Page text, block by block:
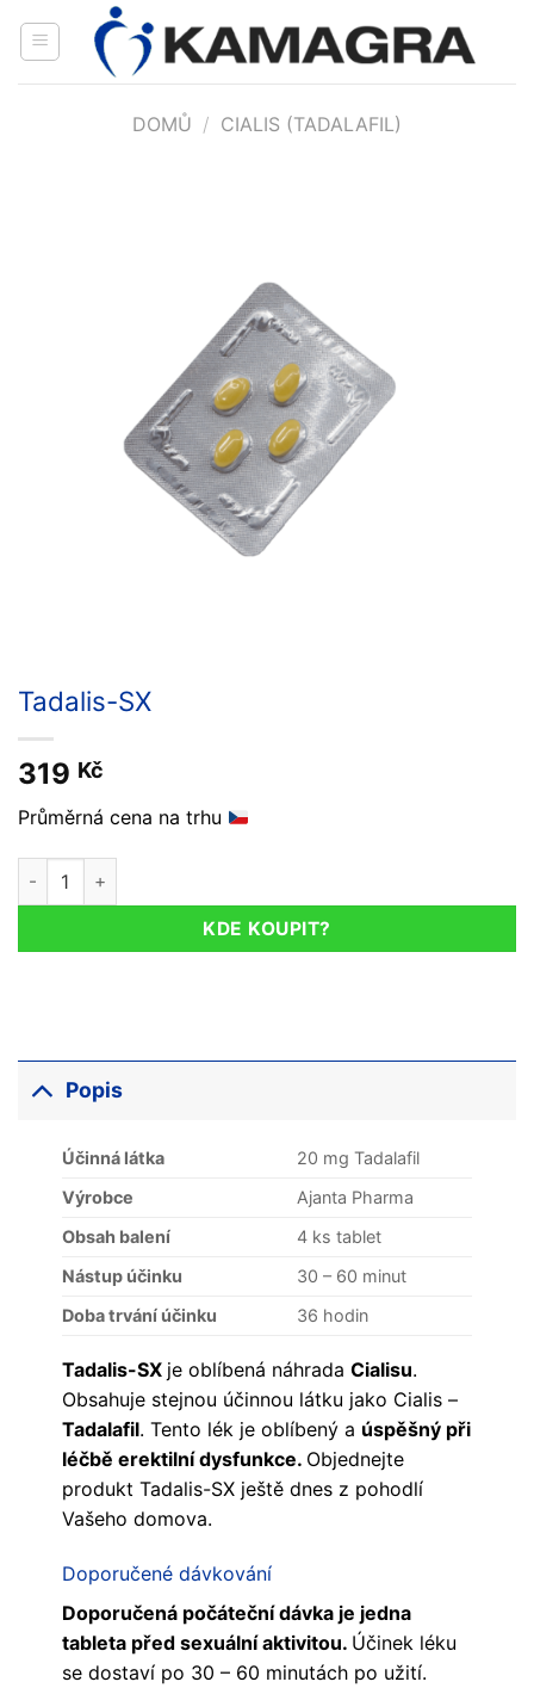
DOMŮ / CIALIS (TADALAFIL)
Tadalis-SX
319 Kč
Průměrná cena na trhu
Tadalis-SX množství
KDE KOUPIT?
Popis
Účinná látka
20 mg Tadalafil
Výrobce
Ajanta Pharma
Obsah balení
4 ks tablet
Nástup účinku
30 – 60 minut
Doba trvání účinku
36 hodin
Tadalis-SX je oblíbená náhrada Cialisu.
Obsahuje stejnou účinnou látku jako Cialis –
Tadalafil. Tento lék je oblíbený a úspěšný při
léčbě erektilní dysfunkce. Objednejte
produkt Tadalis-SX ještě dnes z pohodlí
Vašeho domova.
Doporučené dávkování
Doporučená počáteční dávka je jedna
tableta před sexuální aktivitou. Účinek léku
se dostaví po 30 – 60 minutách po užití.